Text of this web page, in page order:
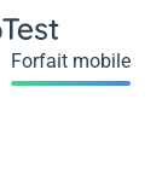
Forfait mobile